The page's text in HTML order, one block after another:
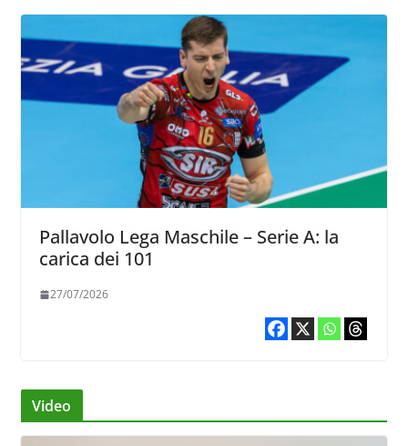
Pallavolo Lega Maschile – Serie A: la
carica dei 101
27/07/2026
Video